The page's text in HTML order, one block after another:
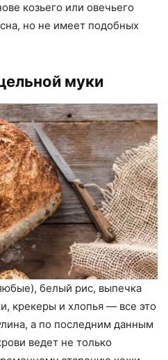
козьего или овечьего
, но не имеет подобных
муки
белый рис, выпечка
, крекеры и хлопья — все это
, а по последним данным
ведет не только